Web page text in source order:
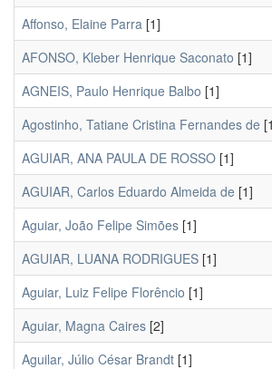
Affonso, Elaine Parra [1]
AFONSO, Kleber Henrique Saconato [1]
AGNEIS, Paulo Henrique Balbo [1]
Agostinho, Tatiane Cristina Fernandes de
AGUIAR, ANA PAULA DE ROSSO [1]
AGUIAR, Carlos Eduardo Almeida de [1]
Aguiar, João Felipe Simões [1]
AGUIAR, LUANA RODRIGUES [1]
Aguiar, Luiz Felipe Florêncio [1]
Aguiar, Magna Caires [2]
Aguilar, Júlio César Brandt [1]